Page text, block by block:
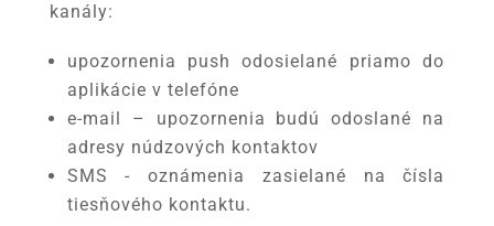
kanály:
upozornenia push odosielané priamo do
aplikácie v telefóne
e-mail – upozornenia budú odoslané na
adresy núdzových kontaktov
SMS - oznámenia zasielané na čísla
tiesňového kontaktu.